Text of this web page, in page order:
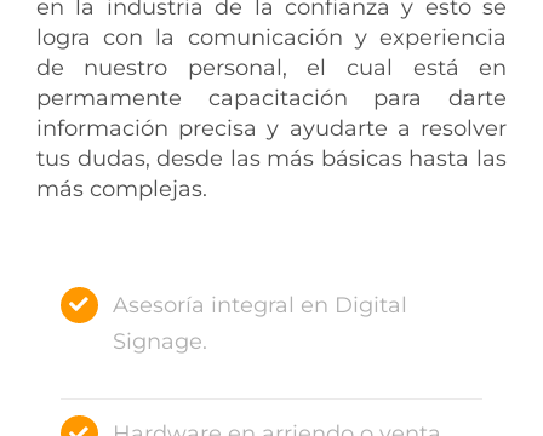
en la industria de la confianza y esto se
logra con la comunicación y experiencia
de nuestro personal, el cual está en
permamente capacitación para darte
información precisa y ayudarte a resolver
tus dudas, desde las más básicas hasta las
más complejas.
Asesoría integral en Digital
Signage.